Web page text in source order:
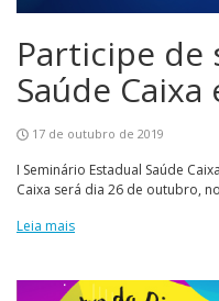
Participe de
Saúde
17 de outubro de 2019
I Seminário Estadual Saúde
Caixa será dia 26 de outubro,
Leia mais